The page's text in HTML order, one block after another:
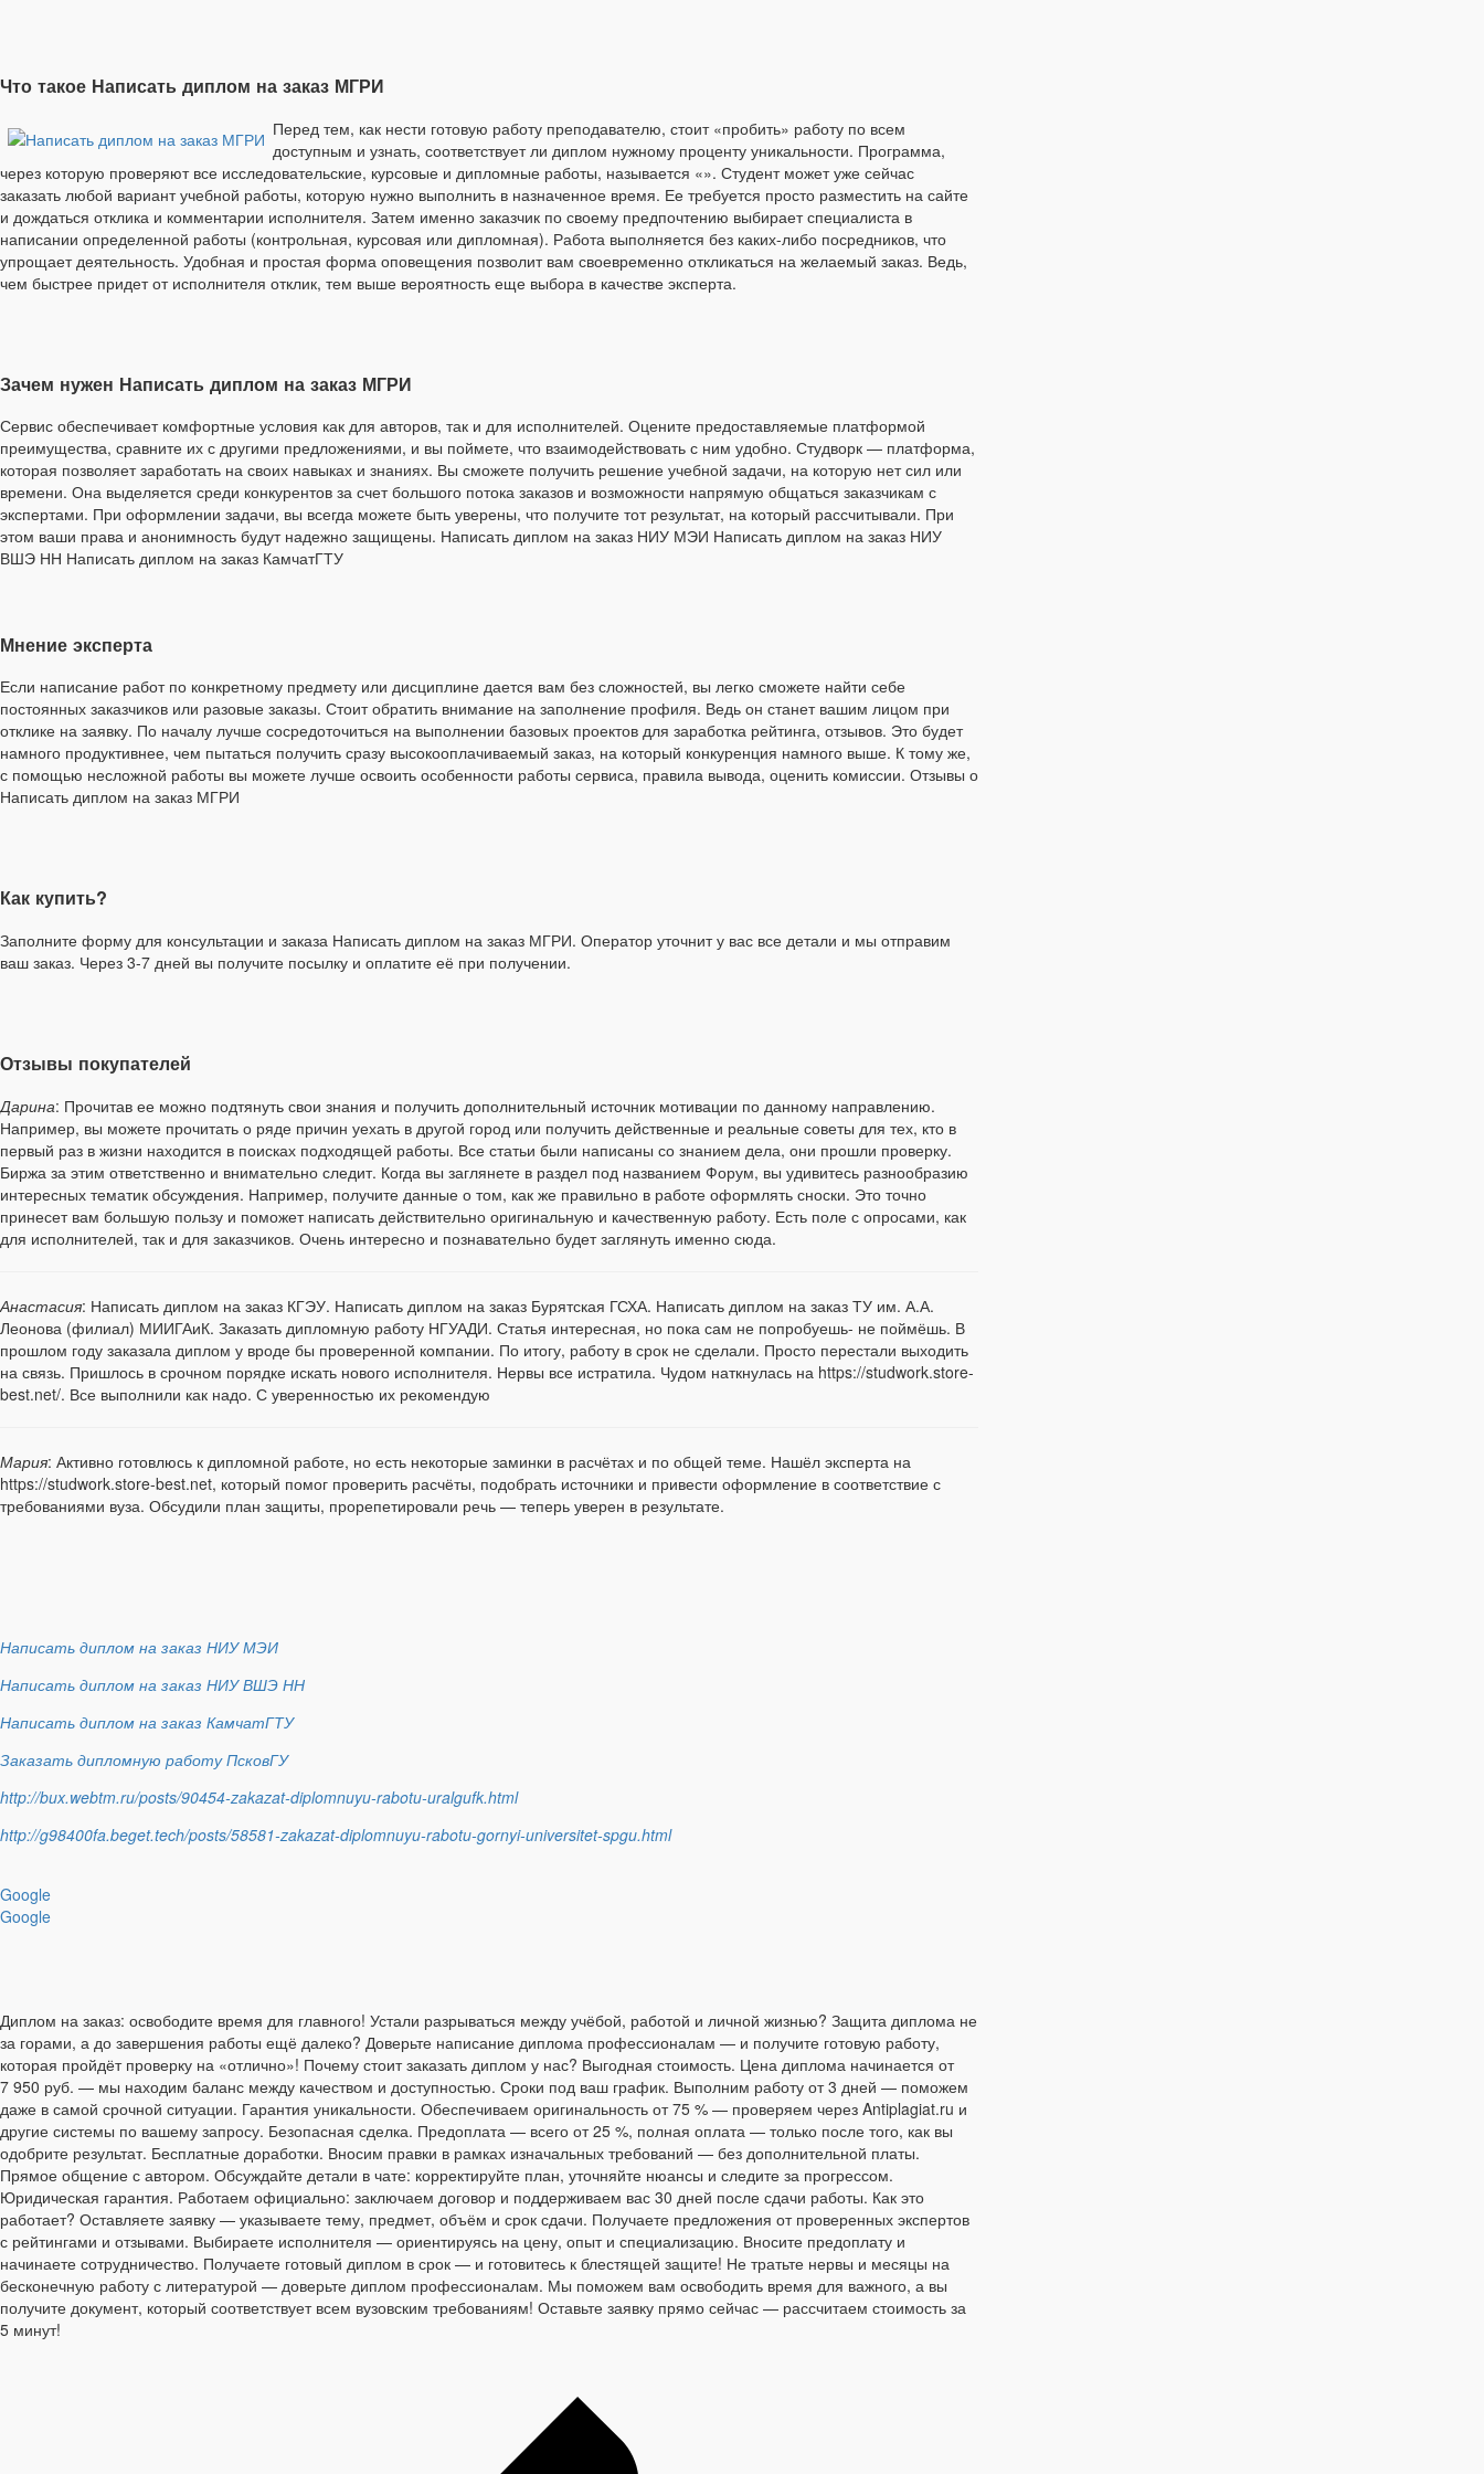
Что такое Написать диплом на заказ МГРИ
Перед тем, как нести готовую работу преподавателю, стоит «пробить» работу по всем
доступным и узнать, соответствует ли диплом нужному проценту уникальности. Программа,
через которую проверяют все исследовательские, курсовые и дипломные работы, называется «». Студент может уже сейчас
заказать любой вариант учебной работы, которую нужно выполнить в назначенное время. Ее требуется просто разместить на сайте
и дождаться отклика и комментарии исполнителя. Затем именно заказчик по своему предпочтению выбирает специалиста в
написании определенной работы (контрольная, курсовая или дипломная). Работа выполняется без каких-либо посредников, что
упрощает деятельность. Удобная и простая форма оповещения позволит вам своевременно откликаться на желаемый заказ. Ведь,
чем быстрее придет от исполнителя отклик, тем выше вероятность еще выбора в качестве эксперта.
Зачем нужен Написать диплом на заказ МГРИ
Сервис обеспечивает комфортные условия как для авторов, так и для исполнителей. Оцените предоставляемые платформой
преимущества, сравните их с другими предложениями, и вы поймете, что взаимодействовать с ним удобно. Студворк — платформа,
которая позволяет заработать на своих навыках и знаниях. Вы сможете получить решение учебной задачи, на которую нет сил или
времени. Она выделяется среди конкурентов за счет большого потока заказов и возможности напрямую общаться заказчикам с
экспертами. При оформлении задачи, вы всегда можете быть уверены, что получите тот результат, на который рассчитывали. При
этом ваши права и анонимность будут надежно защищены. Написать диплом на заказ НИУ МЭИ Написать диплом на заказ НИУ
ВШЭ НН Написать диплом на заказ КамчатГТУ
Мнение эксперта
Если написание работ по конкретному предмету или дисциплине дается вам без сложностей, вы легко сможете найти себе
постоянных заказчиков или разовые заказы. Стоит обратить внимание на заполнение профиля. Ведь он станет вашим лицом при
отклике на заявку. По началу лучше сосредоточиться на выполнении базовых проектов для заработка рейтинга, отзывов. Это будет
намного продуктивнее, чем пытаться получить сразу высокооплачиваемый заказ, на который конкуренция намного выше. К тому же,
с помощью несложной работы вы можете лучше освоить особенности работы сервиса, правила вывода, оценить комиссии. Отзывы о
Написать диплом на заказ МГРИ
Как купить?
Заполните форму для консультации и заказа Написать диплом на заказ МГРИ. Оператор уточнит у вас все детали и мы отправим
ваш заказ. Через 3-7 дней вы получите посылку и оплатите её при получении.
Отзывы покупателей
Дарина: Прочитав ее можно подтянуть свои знания и получить дополнительный источник мотивации по данному направлению.
Например, вы можете прочитать о ряде причин уехать в другой город или получить действенные и реальные советы для тех, кто в
первый раз в жизни находится в поисках подходящей работы. Все статьи были написаны со знанием дела, они прошли проверку.
Биржа за этим ответственно и внимательно следит. Когда вы заглянете в раздел под названием Форум, вы удивитесь разнообразию
интересных тематик обсуждения. Например, получите данные о том, как же правильно в работе оформлять сноски. Это точно
принесет вам большую пользу и поможет написать действительно оригинальную и качественную работу. Есть поле с опросами, как
для исполнителей, так и для заказчиков. Очень интересно и познавательно будет заглянуть именно сюда.
Анастасия: Написать диплом на заказ КГЭУ. Написать диплом на заказ Бурятская ГСХА. Написать диплом на заказ ТУ им. А.А.
Леонова (филиал) МИИГАиК. Заказать дипломную работу НГУАДИ. Статья интересная, но пока сам не попробуешь- не поймёшь. В
прошлом году заказала диплом у вроде бы проверенной компании. По итогу, работу в срок не сделали. Просто перестали выходить
на связь. Пришлось в срочном порядке искать нового исполнителя. Нервы все истратила. Чудом наткнулась на https://studwork.store-
best.net/. Все выполнили как надо. С уверенностью их рекомендую
Мария: Активно готовлюсь к дипломной работе, но есть некоторые заминки в расчётах и по общей теме. Нашёл эксперта на
https://studwork.store-best.net, который помог проверить расчёты, подобрать источники и привести оформление в соответствие с
требованиями вуза. Обсудили план защиты, прорепетировали речь — теперь уверен в результате.
Написать диплом на заказ НИУ МЭИ
Написать диплом на заказ НИУ ВШЭ НН
Написать диплом на заказ КамчатГТУ
Заказать дипломную работу ПсковГУ
http://bux.webtm.ru/posts/90454-zakazat-diplomnuyu-rabotu-uralgufk.html
http://g98400fa.beget.tech/posts/58581-zakazat-diplomnuyu-rabotu-gornyi-universitet-spgu.html
Google
Google
Диплом на заказ: освободите время для главного! Устали разрываться между учёбой, работой и личной жизнью? Защита диплома не
за горами, а до завершения работы ещё далеко? Доверьте написание диплома профессионалам — и получите готовую работу,
которая пройдёт проверку на «отлично»! Почему стоит заказать диплом у нас? Выгодная стоимость. Цена диплома начинается от
7 950 руб. — мы находим баланс между качеством и доступностью. Сроки под ваш график. Выполним работу от 3 дней — поможем
даже в самой срочной ситуации. Гарантия уникальности. Обеспечиваем оригинальность от 75 % — проверяем через Antiplagiat.ru и
другие системы по вашему запросу. Безопасная сделка. Предоплата — всего от 25 %, полная оплата — только после того, как вы
одобрите результат. Бесплатные доработки. Вносим правки в рамках изначальных требований — без дополнительной платы.
Прямое общение с автором. Обсуждайте детали в чате: корректируйте план, уточняйте нюансы и следите за прогрессом.
Юридическая гарантия. Работаем официально: заключаем договор и поддерживаем вас 30 дней после сдачи работы. Как это
работает? Оставляете заявку — указываете тему, предмет, объём и срок сдачи. Получаете предложения от проверенных экспертов
с рейтингами и отзывами. Выбираете исполнителя — ориентируясь на цену, опыт и специализацию. Вносите предоплату и
начинаете сотрудничество. Получаете готовый диплом в срок — и готовитесь к блестящей защите! Не тратьте нервы и месяцы на
бесконечную работу с литературой — доверьте диплом профессионалам. Мы поможем вам освободить время для важного, а вы
получите документ, который соответствует всем вузовским требованиям! Оставьте заявку прямо сейчас — рассчитаем стоимость за
5 минут!